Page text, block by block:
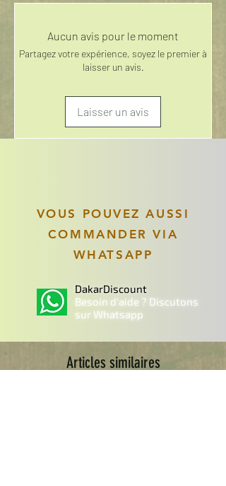
Aucun avis pour le moment
Partagez votre expérience, soyez le premier à
laisser un avis.
Laisser un avis
VOUS POUVEZ AUSSI
COMMANDER VIA
WHATSAPP
DakarDiscount
Besoin d'aide ? Discutons
sur Whatsapp
Articles similaires